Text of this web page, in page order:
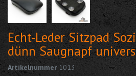
Echt-Leder Sitzpad
dünn Saugnapf
Artikelnummer 1013